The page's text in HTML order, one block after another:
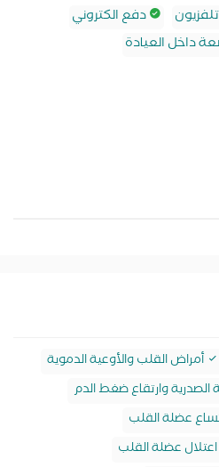
تلفزيون
دفع الكتروني
داخل العيادة
أمراض القلب والأوعية الدموية
الصدرية وارتقاع ضغط الدم
عضلة القلب
اعتلال عضلة القلب